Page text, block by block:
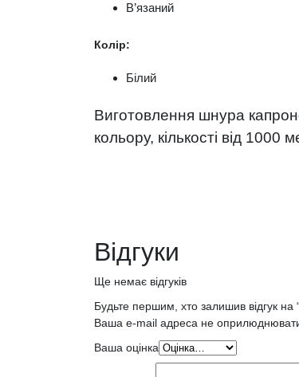
В’язаний
Колір:
Білий
Виготовлення шнура
кольору, кількості від 1000
Відгуки
Ще немає відгуків
Будьте першим, хто залишив відгук на
Ваша e-mail адреса не
Ваша оцінка